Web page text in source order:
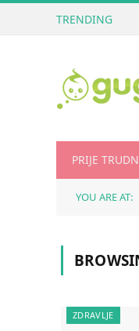
TRENDING
PRIJE
YOU ARE AT:
ZDRAVLJE